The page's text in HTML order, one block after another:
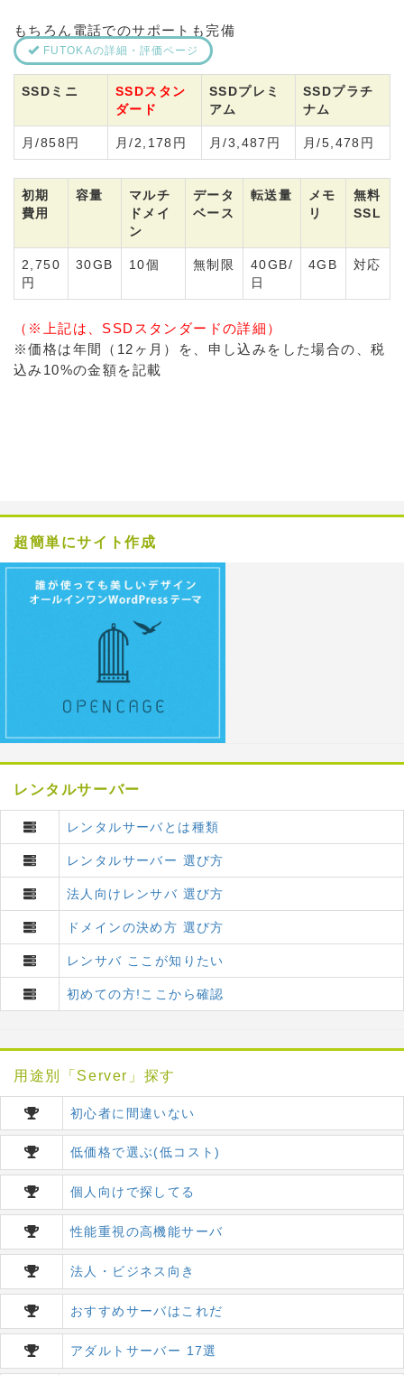
もちろん電話でのサポートも完備
FUTOKAの詳細・評価ページ
SSDミニ
SSDスタン
ダード
SSDプレミ
アム
SSDプラチ
ナム
月/858円 月/2,178円 月/3,487円 月/5,478円
初期
費用
容量
マルチ
ドメイ
ン
データ
ベース
転送量
メモ
リ
無料
SSL
2,750
円
30GB 10個 無制限
40GB/
日
4GB 対応
（※上記は、SSDスタンダードの詳細）
※価格は年間（12ヶ月）を、申し込みをした場合の、税
込み10%の金額を記載
超簡単にサイト作成
レンタルサーバー
レンタルサーバとは種類
レンタルサーバー 選び方
法人向けレンサバ 選び方
ドメインの決め方 選び方
レンサバ ここが知りたい
初めての方!ここから確認
用途別「Server」探す
初心者に間違いない
低価格で選ぶ(低コスト)
個人向けで探してる
性能重視の高機能サーバ
法人・ビジネス向き
おすすめサーバはこれだ
アダルトサーバー 17選